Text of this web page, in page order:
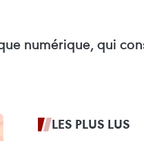
numérique, qui
LES PLUS LUS